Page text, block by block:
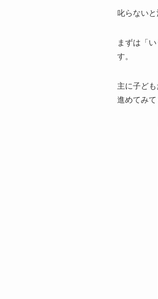
叱らないと
まずは「
す。
主に子ど
進めてみて